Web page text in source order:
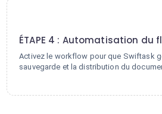
ÉTAPE 4 : Automatisation du
Activez le workflow pour que Swiftask
sauvegarde et la distribution du